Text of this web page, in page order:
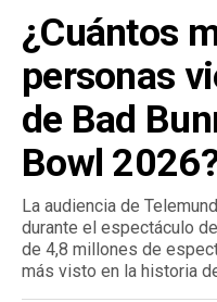
¿Cuántos
personas
de Bad
Bowl
La audiencia de
durante el espectáculo
de 4,8 millones de
más visto en la historia